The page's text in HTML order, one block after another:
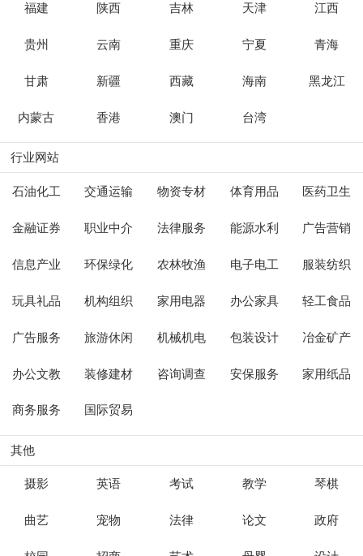
福建 陕西 吉林 天津 江西
贵州 云南 重庆 宁夏 青海
甘肃 新疆 西藏 海南 黑龙江
内蒙古 香港 澳门 台湾
行业网站
石油化工 交通运输 物资专材 体育用品 医药卫生
金融证券 职业中介 法律服务 能源水利 广告营销
信息产业 环保绿化 农林牧渔 电子电工 服装纺织
玩具礼品 机构组织 家用电器 办公家具 轻工食品
广告服务 旅游休闲 机械机电 包装设计 冶金矿产
办公文教 装修建材 咨询调查 安保服务 家用纸品
商务服务 国际贸易
其他
摄影 英语 考试 教学 琴棋
曲艺 宠物 法律 论文 政府